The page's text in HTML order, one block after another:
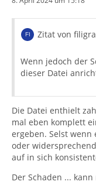
Zitat von
Wenn jedoch der
dieser Datei
Die Datei enthielt
mal eben komplett
ergeben. Selst wenn
oder
auf in sich
Der Schaden ...